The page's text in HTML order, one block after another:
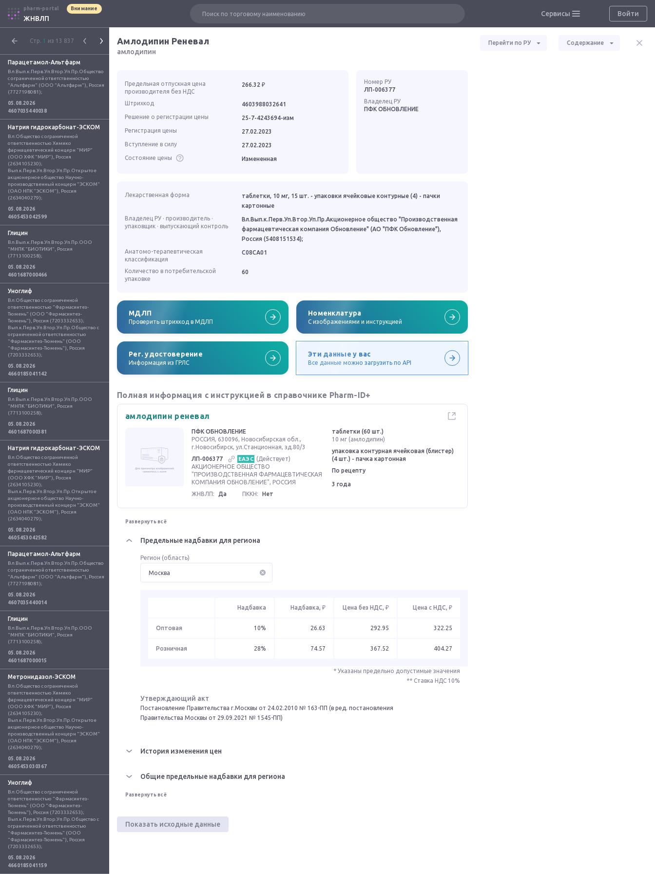
pharm-portal Внимание
ЖНВЛП
Сервисы Войти
Стр. 1 из 13 837
Парацетамол-Альтфарм
Вл.Вып.к.Перв.Уп.Втор.Уп.Пр.Общество
с ограниченной ответственностью
"Альтфарм" (ООО "Альтфарм"), Россия
(7727198081);
05.08.2026
4607035440038
Натрия гидрокарбонат-ЭСКОМ
Вл.Общество с ограниченной
ответственностью Химико
фармацевтический концерн "МИР"
(ООО ХФК "МИР"), Россия
(2634105230);
Вып.к.Перв.Уп.Втор.Уп.Пр.Открытое
акционерное общество Научно-
производственный концерн "ЭСКОМ"
(ОАО НПК "ЭСКОМ"), Россия
(2634040279);
05.08.2026
4605453042599
Глицин
Вл.Вып.к.Перв.Уп.Втор.Уп.Пр.ООО
"МНПК "БИОТИКИ", Россия
(7713100258);
05.08.2026
4601687000466
Уноглиф
Вл.Общество с ограниченной
ответственностью "Фармасинтез-
Тюмень" (ООО "Фармасинтез-
Тюмень"), Россия (7203332653);
Вып.к.Перв.Уп.Втор.Уп.Пр.Общество с
ограниченной ответственностью
"Фармасинтез-Тюмень" (ООО
"Фармасинтез-Тюмень"), Россия
(7203332653);
05.08.2026
4660185041142
Глицин
Вл.Вып.к.Перв.Уп.Втор.Уп.Пр.ООО
"МНПК "БИОТИКИ", Россия
(7713100258);
05.08.2026
4601687000381
Натрия гидрокарбонат-ЭСКОМ
Вл.Общество с ограниченной
ответственностью Химико
фармацевтический концерн "МИР"
(ООО ХФК "МИР"), Россия
(2634105230);
Вып.к.Перв.Уп.Втор.Уп.Пр.Открытое
акционерное общество Научно-
производственный концерн "ЭСКОМ"
(ОАО НПК "ЭСКОМ"), Россия
(2634040279);
05.08.2026
4605453042582
Парацетамол-Альтфарм
Вл.Вып.к.Перв.Уп.Втор.Уп.Пр.Общество
с ограниченной ответственностью
"Альтфарм" (ООО "Альтфарм"), Россия
(7727198081);
05.08.2026
4607035440014
Глицин
Вл.Вып.к.Перв.Уп.Втор.Уп.Пр.ООО
"МНПК "БИОТИКИ", Россия
(7713100258);
05.08.2026
4601687000015
Метронидазол-ЭСКОМ
Вл.Общество с ограниченной
ответственностью Химико
фармацевтический концерн "МИР"
(ООО ХФК "МИР"), Россия
(2634105230);
Вып.к.Перв.Уп.Втор.Уп.Пр.Открытое
акционерное общество Научно-
производственный концерн "ЭСКОМ"
(ОАО НПК "ЭСКОМ"), Россия
(2634040279);
05.08.2026
4605453030367
Уноглиф
Вл.Общество с ограниченной
ответственностью "Фармасинтез-
Тюмень" (ООО "Фармасинтез-
Тюмень"), Россия (7203332653);
Вып.к.Перв.Уп.Втор.Уп.Пр.Общество с
ограниченной ответственностью
"Фармасинтез-Тюмень" (ООО
"Фармасинтез-Тюмень"), Россия
(7203332653);
05.08.2026
4660185041159
Амлодипин Реневал
амлодипин
Перейти по РУ Содержание
Предельная отпускная цена
производителя без НДС
266.32 ₽
Штрихкод
4603988032641
Решение о регистрации цены
25-7-4243694-изм
Регистрация цены
27.02.2023
Вступление в силу
27.02.2023
Состояние цены
Измененная
Номер РУ
ЛП-006377
Владелец РУ
ПФК ОБНОВЛЕНИЕ
Лекарственная форма
таблетки, 10 мг, 15 шт. - упаковки ячейковые контурные (4) - пачки
картонные
Владелец РУ · производитель ·
упаковщик · выпускающий контроль
Вл.Вып.к.Перв.Уп.Втор.Уп.Пр.Акционерное общество "Производственная
фармацевтическая компания Обновление" (АО "ПФК Обновление"),
Россия (5408151534);
Анатомо-терапевтическая
классификация
C08CA01
Количество в потребительской
упаковке
60
МДЛП
Проверить штрихкод в МДЛП
Номенклатура
C изображениями и инструкцией
Рег. удостоверение
Информация из ГРЛС
Эти данные у вас
Все данные можно загрузить по API
Полная информация с инструкцией в справочнике Pharm-ID+
амлодипин реневал
ПФК ОБНОВЛЕНИЕ
РОССИЯ, 630096, Новосибирская обл.,
г.Новосибирск, ул.Станционная, зд.80/3
ЛП-006377
ЕАЭС (Действует)
АКЦИОНЕРНОЕ ОБЩЕСТВО
"ПРОИЗВОДСТВЕННАЯ ФАРМАЦЕВТИЧЕСКАЯ
КОМПАНИЯ ОБНОВЛЕНИЕ", РОССИЯ
ЖНВЛП:
Да ПККН: Нет
таблетки (60 шт.)
10 мг (амлодипин)
упаковка контурная ячейковая (блистер)
(4 шт.) - пачка картонная
По рецепту
3 года
Развернуть всё
Предельные надбавки для региона
Регион (область)
Надбавка Надбавка, ₽ Цена без НДС, ₽ Цена с НДС, ₽
Оптовая 10% 26.63 292.95 322.25
Розничная 28% 74.57 367.52 404.27
* Указаны предельно допустимые значения
** Ставка НДС 10%
Утверждающий акт
Постановление Правительства г.Москвы от 24.02.2010 № 163-ПП (в ред. постановления
Правительства Москвы от 29.09.2021 № 1545-ПП)
История изменения цен
Общие предельные надбавки для региона
Развернуть всё
Показать исходные данные